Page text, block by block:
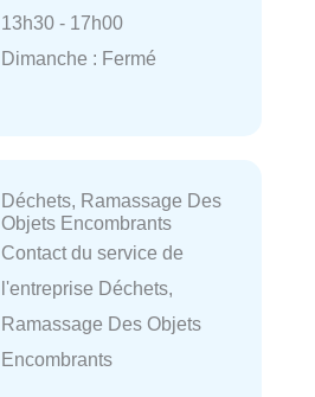
13h30 - 17h00
Dimanche : Fermé
Déchets, Ramassage Des
Objets Encombrants
Contact du service de
l'entreprise Déchets,
Ramassage Des Objets
Encombrants